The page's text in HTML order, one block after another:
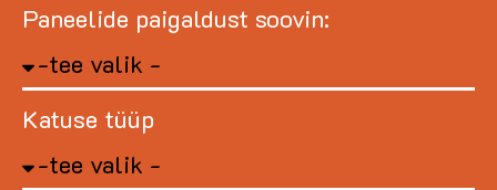
Paneelide paigaldust soovin:
Katuse tüüp